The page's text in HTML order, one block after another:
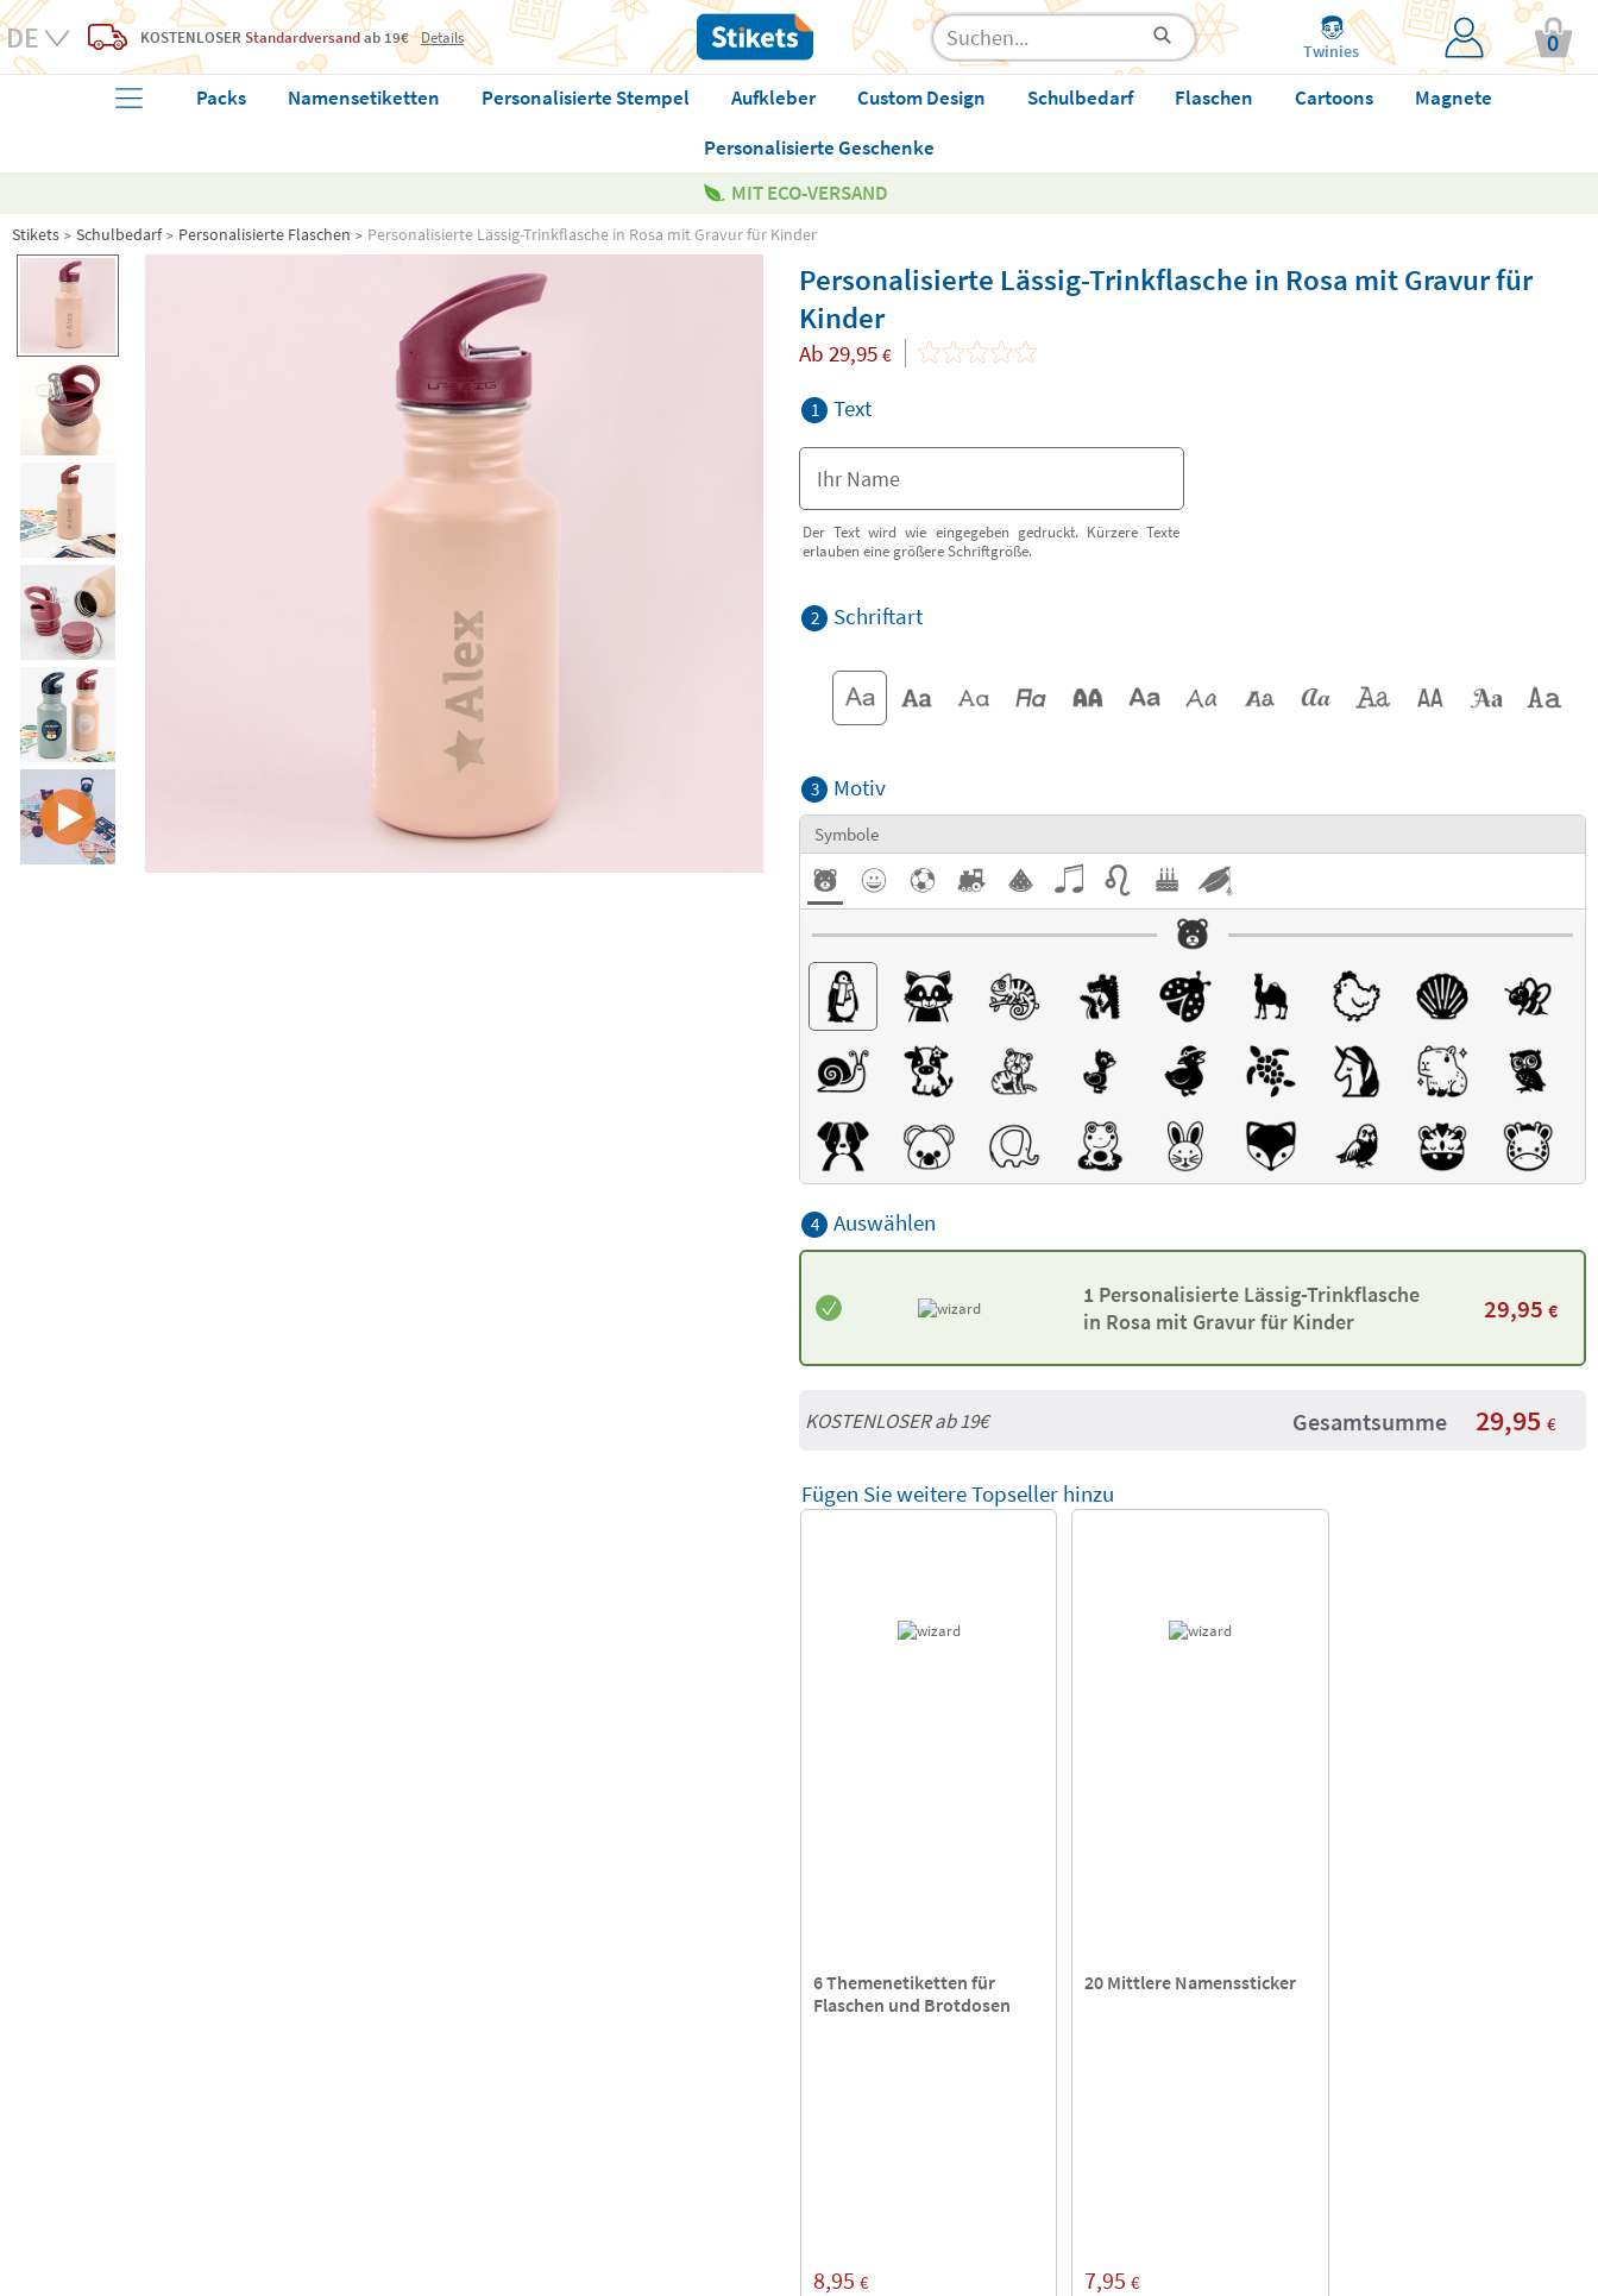
KOSTENLOSER Standardversandab 19€ Details
Twinies 0
Packs Namensetiketten Personalisierte Stempel Aufkleber Custom Design Schulbedarf Flaschen Cartoons
Magnete
Personalisierte Geschenke
MIT ECO-VERSAND
Stikets Schulbedarf Personalisierte Flaschen Personalisierte Lässig-Trinkflasche in Rosa mit Gravur für Kinder
Personalisierte Lässig-Trinkflasche in Rosa mit Gravur für
Kinder
Ab 29,95 €
1 Text
Der Text wird wie eingegeben gedruckt. Kürzere Texte
erlauben eine größere Schriftgröße.
2 Schriftart
3 Motiv
Symbole
4 Auswählen
1 Personalisierte Lässig-Trinkflasche
in Rosa mit Gravur für Kinder
29,95 €
KOSTENLOSER ab 19€ Gesamtsumme 29,95 €
Fügen Sie weitere Topseller hinzu
6 Themenetiketten für
Flaschen und Brotdosen
8,95 €
20 Mittlere Namenssticker
7,95 €